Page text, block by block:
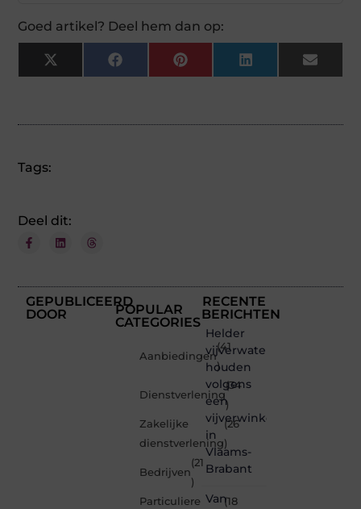
Goed artikel? Deel hem dan op:
X
(Twitter)
FacebookPinterestLinkedInEmail
Tags:
Deel dit:
GEPUBLICEERD
DOOR
POPULAR
CATEGORIES
Aanbiedingen
(41
)
Dienstverlening
(34
)
Zakelijke
dienstverlening
(26
)
Bedrijven
(21
)
Particuliere
(18
RECENTE
BERICHTEN
Helder
vijverwater
houden
volgens
een
vijverwinkel
in
Vlaams-
Brabant
Van